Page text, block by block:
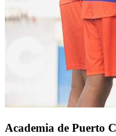
Academia de Puerto